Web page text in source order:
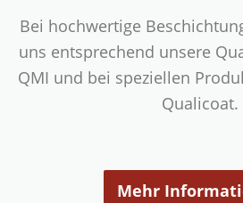
Bei hochwertige
uns entsprechend unsere
QMI und bei speziellen
Qualicoat.
Mehr